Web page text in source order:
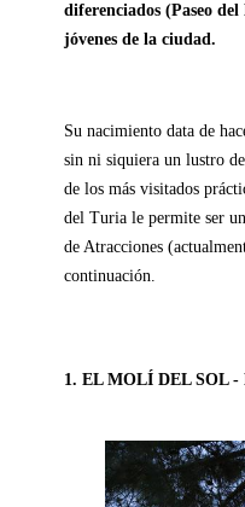
diferenciados (Paseo
jóvenes de la ciudad.
Su nacimiento data de
sin ni siquiera un lustro
de los más visitados
del Turia le permite ser
de Atracciones
continuación.
1. EL MOLÍ DEL SOL